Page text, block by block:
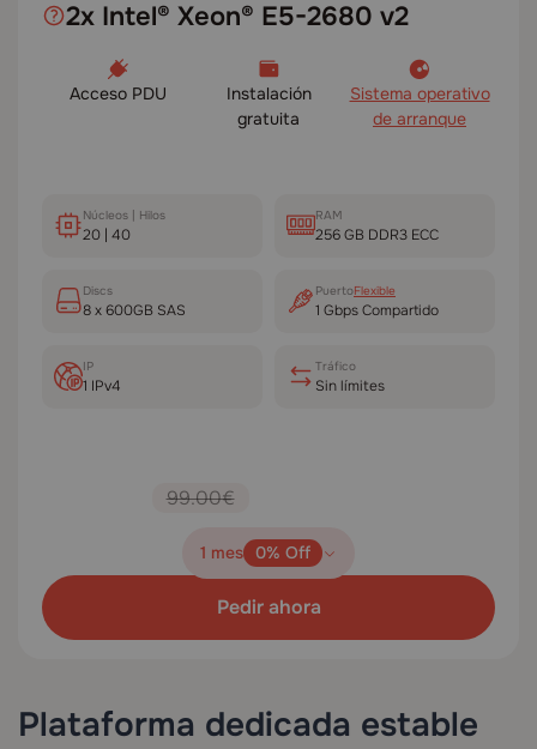
2x Intel® Xeon® E5-2680 v2
Acceso PDU
Instalación
gratuita
Sistema operativo
de arranque
Núcleos | Hilos
20 | 40
RAM
256 GB DDR3 ECC
Disсs
8 x 600GB SAS
PuertoFlexible
1 Gbps Compartido
IP
1 IPv4
Tráfico
Sin límites
Pedir ahora
99.00€
1 mes 0% Off
Plataforma dedicada estable